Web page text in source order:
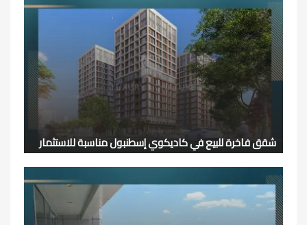
شقق فاخرة للبيع في كاديكوي إسطنبول مناسبة للاستثمار